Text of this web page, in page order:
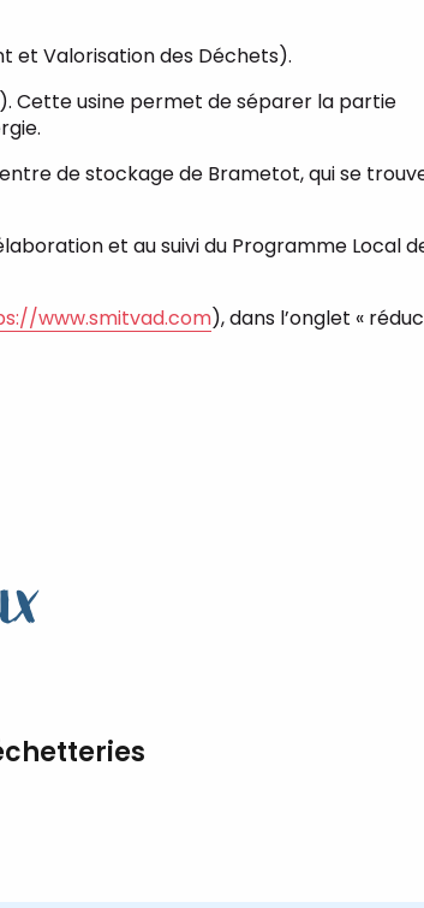
et Valorisation des Déchets).
Cette usine permet de séparer la partie
de stockage de Brametot, qui se
et au suivi du Programme Local
www.smitvad.com), dans l’onglet «